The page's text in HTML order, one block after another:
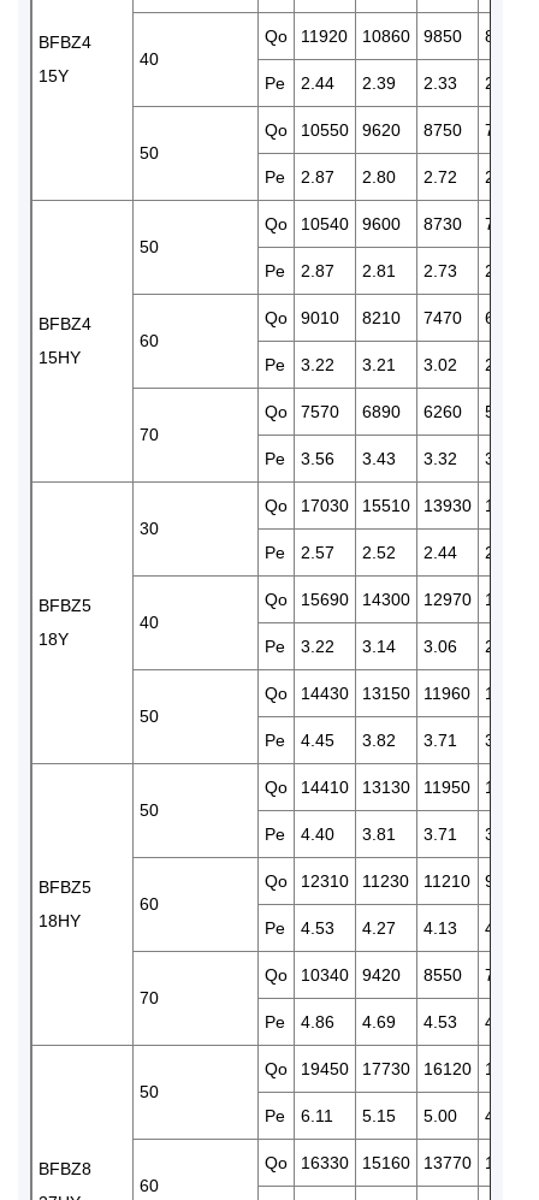
BFBZ4
15Y
40
Qo 11920 10860 9850 8920
Pe 2.44 2.39 2.33 2.26
50
Qo 10550 9620 8750 7960
Pe 2.87 2.80 2.72 2.64
BFBZ4
15HY
50
Qo 10540 9600 8730 7950
Pe 2.87 2.81 2.73 2.65
60
Qo 9010 8210 7470 6780
Pe 3.22 3.21 3.02 2.93
70
Qo 7570 6890 6260 5670
Pe 3.56 3.43 3.32 3.20
BFBZ5
18Y
30
Qo 17030 15510 13930 12720
Pe 2.57 2.52 2.44 2.40
40
Qo 15690 14300 12970 11750
Pe 3.22 3.14 3.06 2.96
50
Qo 14430 13150 11960 10800
Pe 4.45 3.82 3.71 3.61
BFBZ5
18HY
50
Qo 14410 13130 11950 10880
Pe 4.40 3.81 3.71 3.60
60
Qo 12310 11230 11210 9270
Pe 4.53 4.27 4.13 4.00
70
Qo 10340 9420 8550 7750
Pe 4.86 4.69 4.53 4.37
BFBZ8
50
Qo 19450 17730 16120 14660
Pe 6.11 5.15 5.00 4.86
60
Qo 16330 15160 13770 12260